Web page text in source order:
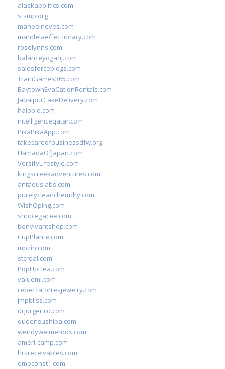
alaskapolitics.com
stsmp.org
manoelneves.com
mandelaeffectlibrary.com
roselynns.com
balanceyoganj.com
salesforceblogs.com
TrainGames365.com
BaytownEvaCationRentals.com
JabalpurCakeDelivery.com
halobjd.com
intelligenceqatar.com
PikaPikaApp.com
takecareofbusinessdfw.org
HamadaOfJapan.com
VersifyLifestyle.com
kingscreekadventures.com
antaeuslabs.com
purelycleanchemdry.com
WishOping.com
shoplegacee.com
bonvivantshop.com
CupPlante.com
mpzin.com
stcreal.com
PopUpFlea.com
valueml.com
rebeccatorresjewelry.com
jmpbliss.com
drjorgerico.com
queensushipa.com
wendyweimerdds.com
ameri-camp.com
hrsreceivables.com
empconst1.com